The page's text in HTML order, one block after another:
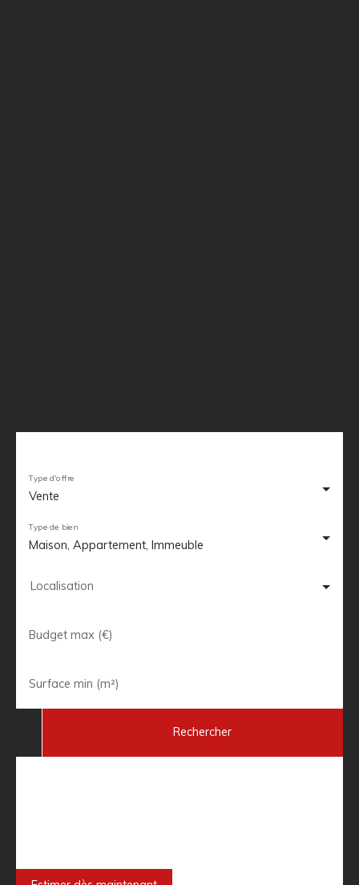
Vente
Type d'offre
Maison, Appartement, Immeuble
Type de bien
Localisation
Budget max (€)
Surface min (m²)
Rechercher